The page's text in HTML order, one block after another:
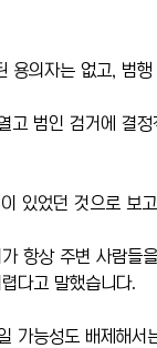
용의자는 없고, 범
고 범인 검거에 결
있었던 것으로 보
항상 주변 사람들
다고 말했습니다.
가능성도 배제해서